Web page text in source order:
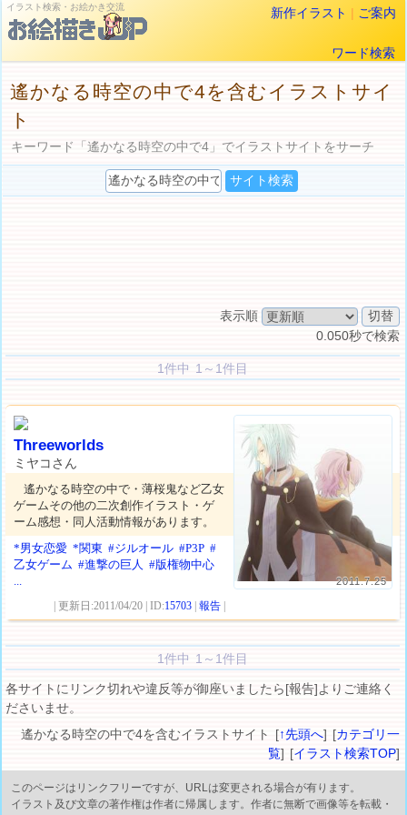
イラスト検索・お絵かき交流 新作イラスト | ご案内
ワード検索
遙かなる時空の中で4を含むイラストサイ
ト
キーワード「遙かなる時空の中で4」でイラストサイトをサーチ
表示順
0.050秒で検索
1件中 1～1件目
2011.7.25
Threeworlds
ミヤコさん
遙かなる時空の中で・薄桜鬼など乙女
ゲームその他の二次創作イラスト・ゲ
ーム感想・同人活動情報があります。
*男女恋愛 *関東 #ジルオール #P3P #
乙女ゲーム #進撃の巨人 #版権物中心
...
| 更新日:2011/04/20 | ID:15703 |報告
1件中 1～1件目
各サイトにリンク切れや違反等が御座いましたら[報告]よりご連絡く
ださいませ。
遙かなる時空の中で4を含むイラストサイト [↑先頭へ] [カテゴリ一
覧] [イラスト検索TOP]
このページはリンクフリーですが、URLは変更される場合が有ります。
イラスト及び文章の著作権は作者に帰属します。作者に無断で画像等を転載・